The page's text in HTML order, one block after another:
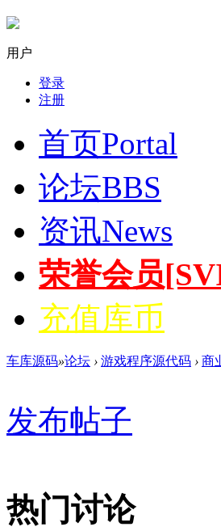
用户
登录
注册
首页Portal
论坛BBS
资讯News
荣誉会员
充值库币
车库源码»论坛 › 游戏程序源代码 › 商
发布帖子
热门讨论